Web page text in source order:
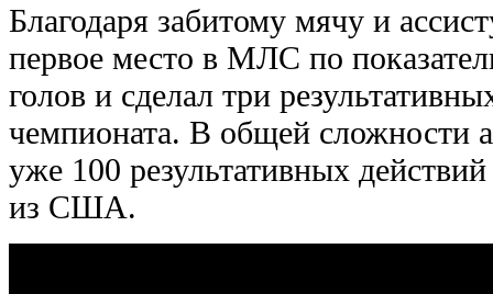
Благодаря забитому мячу и
первое место в МЛС по
голов и сделал три
чемпионата. В общей сложности
уже 100 результативных
из США.